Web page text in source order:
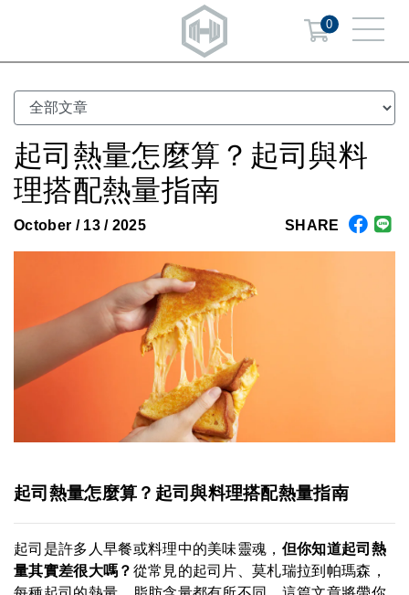
0
起司熱量怎麼算？起司與料
理搭配熱量指南
October / 13 / 2025 SHARE
起司熱量怎麼算？起司與料理搭配熱量指南
起司是許多人早餐或料理中的美味靈魂， 但你知道起司熱
量其實差很大嗎？ 從常見的起司片、莫札瑞拉到帕瑪森，